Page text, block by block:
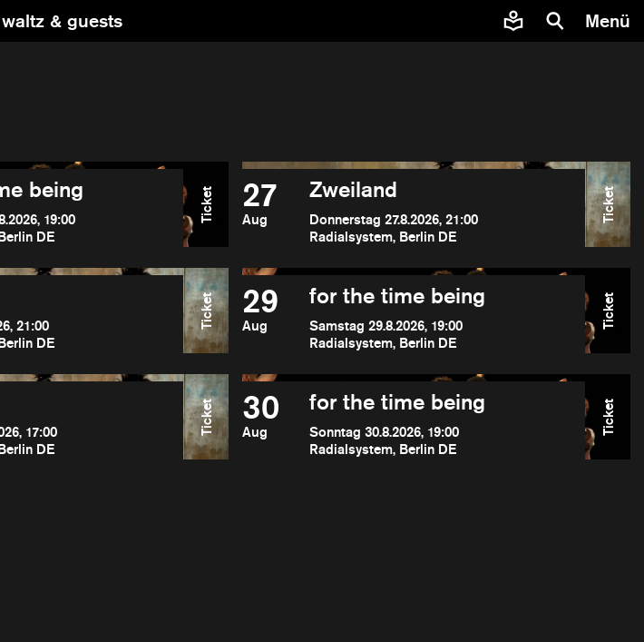
& guests Menü
being
19:00
DE
Ticket 27
Aug
Zweiland
Donnerstag 27.8.2026, 21:00
Radialsystem, Berlin DE
Ticket
21:00
DE
Ticket 29
Aug
for the time being
Samstag 29.8.2026, 19:00
Radialsystem, Berlin DE
Ticket
17:00
DE
Ticket 30
Aug
for the time being
Sonntag 30.8.2026, 19:00
Radialsystem, Berlin DE
Ticket